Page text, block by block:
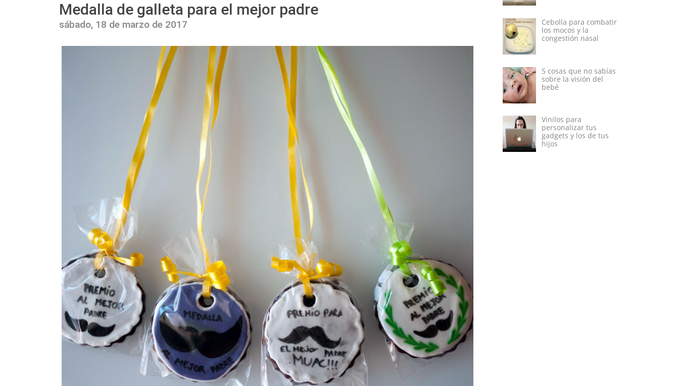
Medalla de galleta para el mejor padre
sábado, 18 de marzo de 2017
Cebolla para combatir
los mocos y la
congestión nasal
5 cosas que no sabías
sobre la visión del
bebé
Vinilos para
personalizar tus
gadgets y los de tus
hijos